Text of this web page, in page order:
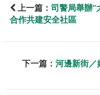
上一篇： 司警局舉辦“
合作共建安全社區
下一篇： 河邊新街／